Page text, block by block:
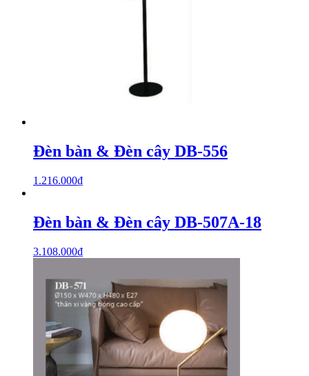
Đèn bàn & Đèn cây DB-556
1.216.000₫
Đèn bàn & Đèn cây DB-507A-18
3.108.000₫